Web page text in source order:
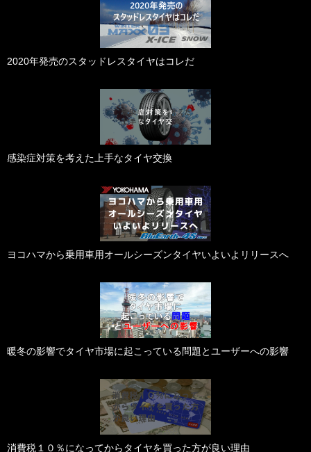
2020年発売のスタッドレスタイヤはコレだ
感染症対策を考えた上手なタイヤ交換
ヨコハマから乗用車用オールシーズンタイヤいよいよリリースへ
暖冬の影響でタイヤ市場に起こっている問題とユーザーへの影響
消費税１０％になってからタイヤを買った方が良い理由